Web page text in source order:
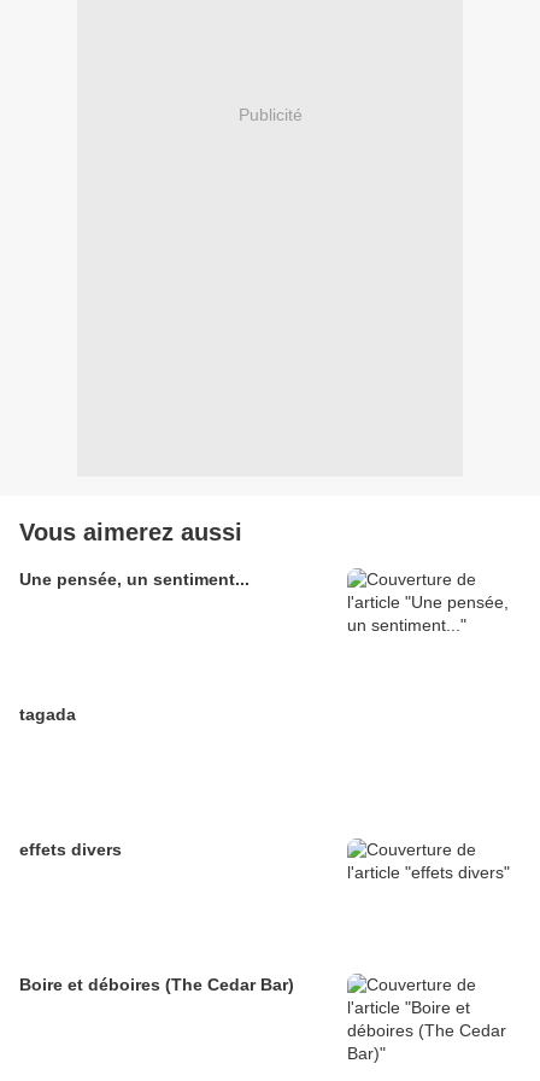
Publicité
Vous aimerez aussi
Une pensée, un sentiment...
tagada
effets divers
Boire et déboires (The Cedar Bar)